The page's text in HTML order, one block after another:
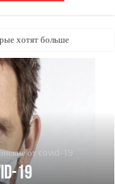
хотят больше
от covid-19
19